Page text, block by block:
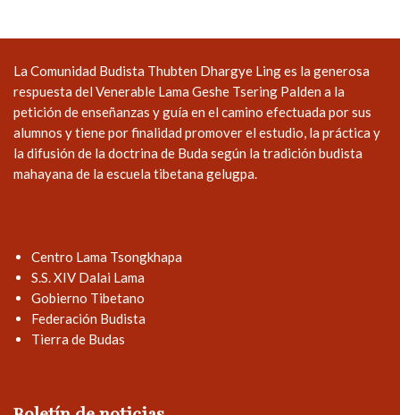
La Comunidad Budista Thubten Dhargye Ling es la generosa
respuesta del Venerable Lama Geshe Tsering Palden a la
petición de enseñanzas y guía en el camino efectuada por sus
alumnos y tiene por finalidad promover el estudio, la práctica y
la difusión de la doctrina de Buda según la tradición budista
mahayana de la escuela tibetana gelugpa.
Centro Lama Tsongkhapa
S.S. XIV Dalai Lama
Gobierno Tibetano
Federación Budista
Tierra de Budas